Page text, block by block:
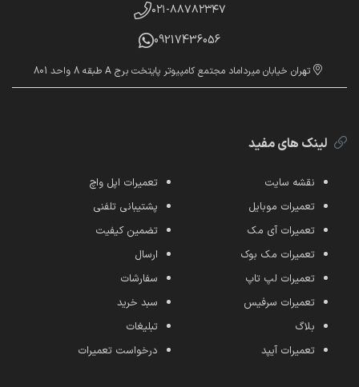
۰۲۱-۸۸۷۸۲۳۴۷
09217436056
تهران خیابان میرداماد مجتمع کامپیوتر پایتخت برج A طبقه 8 واحد 801
لینک های مفید
نقشه سایت
تعمیرات موبایل
تعمیرات آی مک
تعمیرات مک بوک
تعمیرات لپ تاپ
تعمیرات سرفیس
بلاگ
تعمیرات آیپد
تعمیرات اپل واچ
پشتیبانی تلفنی
تضمین کیفیت
ارسال
سفارشات
سبد خرید
تبلیغات
درخواست تعمیرات